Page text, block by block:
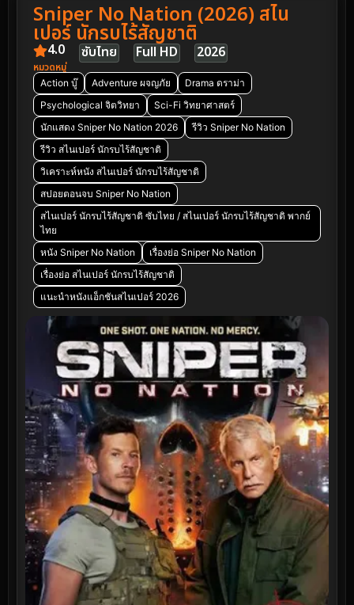
Sniper No Nation (2026) สไน
เปอร์ นักรบไร้สัญชาติ
4.0 ซับไทย Full HD 2026
หมวดหมู่
Action บู๊ Adventure ผจญภัย
Drama ดราม่า
Psychological จิตวิทยา
Sci-Fi วิทยาศาสตร์
นักแสดง Sniper No Nation 2026
รีวิว Sniper No Nation
รีวิว สไนเปอร์ นักรบไร้สัญชาติ
วิเคราะห์หนัง สไนเปอร์ นักรบไร้สัญชาติ
สปอยตอนจบ Sniper No Nation
สไนเปอร์ นักรบไร้สัญชาติ ซับไทย / สไนเปอร์ นักรบไร้สัญชาติ พากย์
ไทย
หนัง Sniper No Nation
เรื่องย่อ Sniper No Nation
เรื่องย่อ สไนเปอร์ นักรบไร้สัญชาติ
แนะนำหนังแอ็กชันสไนเปอร์ 2026